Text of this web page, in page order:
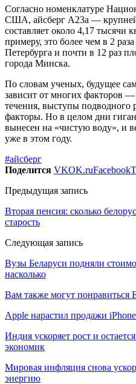
Согласно номенклатуре
США, айсберг А23а —
составляет около 4,17 тысячи
примеру, это более чем в 2
Петербурга и почти в 12 раз
города Минска.
По словам ученых, будущее
зависит от многих факторов
течения, выступы подводного
факторы. Но в целом дни
вынесен на «чистую воду», и
уже в этом году.
#айсберг
Поделится VKOK.ruFacebook
Предыдущая запись
Вторая пенсия: сколько
старость
Следующая запись
Вузы Беларуси подняли
насколько
Вам также могут понравиться
Apple нарастил продажи
Индия ускоряет рост и
экономик
Мировая инфляция снова
энергию